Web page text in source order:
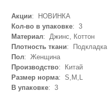
Акции: НОВИНКА
Кол-во в упаковке: 3
Материал: Джинс, Коттон
Плотность ткани: Подкладка
Пол: Женщина
Производство: Китай
Размер норма: S,M,L
В упаковке: 3